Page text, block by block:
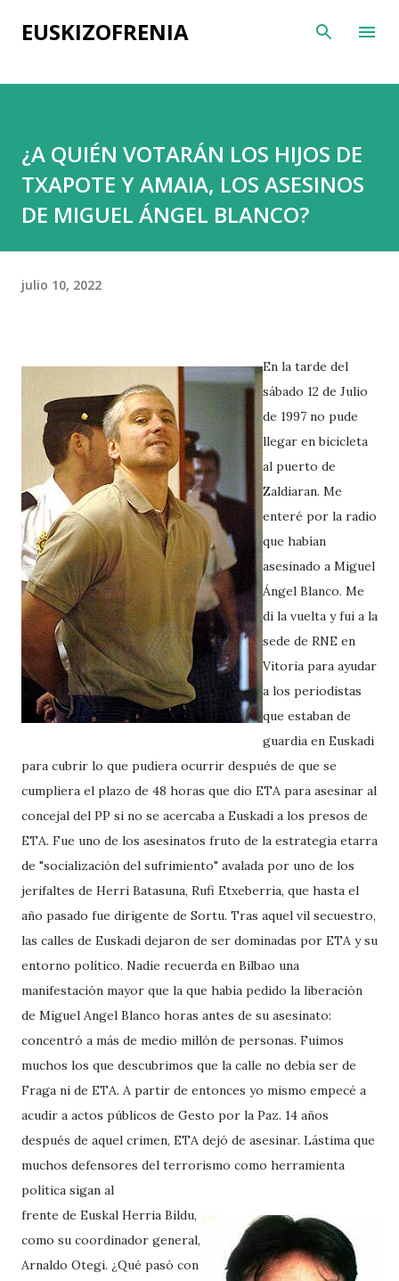
Ir al contenido principal
EUSKIZOFRENIA
¿A QUIÉN VOTARÁN LOS HIJOS DE
TXAPOTE Y AMAIA, LOS ASESINOS
DE MIGUEL ÁNGEL BLANCO?
julio 10, 2022
En la tarde del
sábado 12 de Julio
de 1997 no pude
llegar en bicicleta
al puerto de
Zaldiaran. Me
enteré por la radio
que habían
asesinado a Miguel
Ángel Blanco. Me
di la vuelta y fui a la
sede de RNE en
Vitoria para ayudar
a los periodistas
que estaban de
guardia en Euskadi
para cubrir lo que pudiera ocurrir después de que se
cumpliera el plazo de 48 horas que dio ETA para asesinar al
concejal del PP si no se acercaba a Euskadi a los presos de
ETA. Fue uno de los asesinatos fruto de la estrategia etarra
de "socialización del sufrimiento" avalada por uno de los
jerifaltes de Herri Batasuna, Rufi Etxeberria, que hasta el
año pasado fue dirigente de Sortu. Tras aquel vil secuestro,
las calles de Euskadi dejaron de ser dominadas por ETA y su
entorno político. Nadie recuerda en Bilbao una
manifestación mayor que la que había pedido la liberación
de Miguel Angel Blanco horas antes de su asesinato:
concentró a más de medio millón de personas. Fuimos
muchos los que descubrimos que la calle no debía ser de
Fraga ni de ETA. A partir de entonces yo mismo empecé a
acudir a actos públicos de Gesto por la Paz. 14 años
después de aquel crimen, ETA dejó de asesinar. Lástima que
muchos defensores del terrorismo como herramienta
política sigan al
frente de Euskal Herria Bildu,
como su coordinador general,
Arnaldo Otegi. ¿Qué pasó con